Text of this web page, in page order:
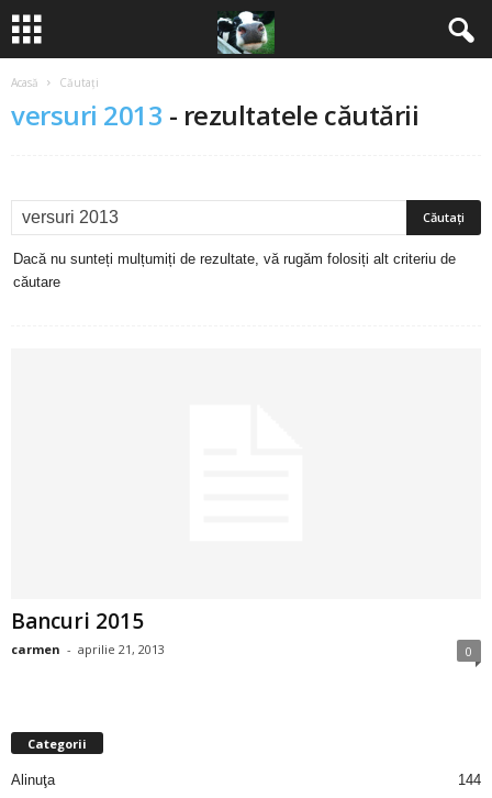
Acasă Căutați
versuri 2013 - rezultatele căutării
Dacă nu sunteți mulțumiți de rezultate, vă rugăm folosiți alt criteriu de
căutare
Bancuri 2015
carmen - aprilie 21, 2013 0
Categorii
Alinuţa
144